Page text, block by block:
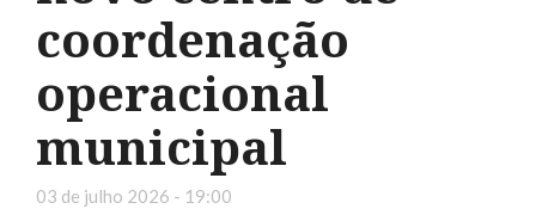
coordenação
operacional
municipal
03 de julho 2026 - 19:00